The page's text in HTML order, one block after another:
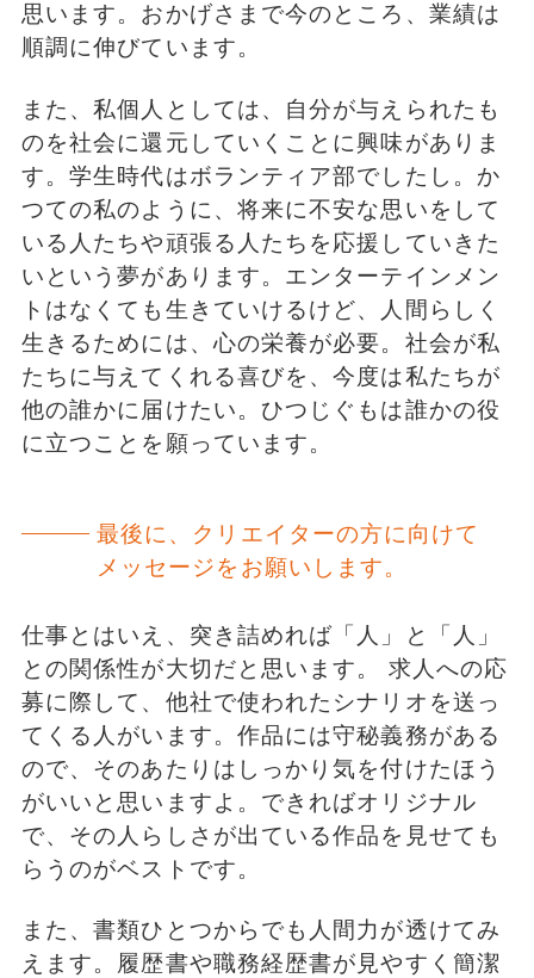
思います。おかげさまで今のところ、業績は
順調に伸びています。
また、私個人としては、自分が与えられたも
のを社会に還元していくことに興味がありま
す。学生時代はボランティア部でしたし。か
つての私のように、将来に不安な思いをして
いる人たちや頑張る人たちを応援していきた
いという夢があります。エンターテインメン
トはなくても生きていけるけど、人間らしく
生きるためには、心の栄養が必要。社会が私
たちに与えてくれる喜びを、今度は私たちが
他の誰かに届けたい。ひつじぐもは誰かの役
に立つことを願っています。
最後に、クリエイターの方に向けて
メッセージをお願いします。
仕事とはいえ、突き詰めれば「人」と「人」
との関係性が大切だと思います。 求人への応
募に際して、他社で使われたシナリオを送っ
てくる人がいます。作品には守秘義務がある
ので、そのあたりはしっかり気を付けたほう
がいいと思いますよ。できればオリジナル
で、その人らしさが出ている作品を見せても
らうのがベストです。
また、書類ひとつからでも人間力が透けてみ
えます。履歴書や職務経歴書が見やすく簡潔